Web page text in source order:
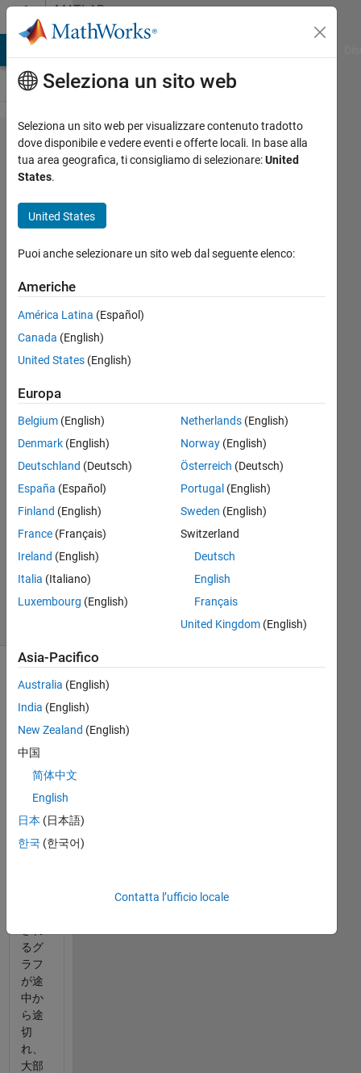
Vai al contenutoMATLAB
Answers
MATLAB
でplo​t関
うとグ
途中か
ら途切
れます
宗純
11 Dic
2024
1
Risposta
Risposta
accettata
Aggiornato
30 Giu
8
Visualizzazioni
Mostra
meno
recenti
プロ
ムを
実行
るグ
ラフ
が途
中か
ら途
切
れ、
大部
Seleziona un sito web
Seleziona un sito web per visualizzare contenuto tradotto
dove disponibile e vedere eventi e offerte locali. In base alla
tua area geografica, ti consigliamo di selezionare:United
States.
United States
Puoi anche selezionare un sito web dal seguente elenco:
Americhe
América Latina (Español)
Canada (English)
United States (English)
Europa
Belgium (English)
Denmark (English)
Deutschland (Deutsch)
España (Español)
Finland (English)
France (Français)
Ireland (English)
Italia (Italiano)
Luxembourg (English)
Netherlands(English)
Norway(English)
Österreich (Deutsch)
Portugal (English)
Sweden (English)
Switzerland
Deutsch
English
Français
United Kingdom(English)
Asia-Pacifico
Australia (English)
India (English)
New Zealand (English)
中国
简体中文
English
日本 (日本語)
한국 (한국어)
Contatta l’ufficio locale